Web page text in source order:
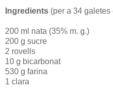
Ingredients (per a 34 galetes
200 ml nata (35% m. g.)
200 g sucre
2 rovells
10 g bicarbonat
530 g farina
1 clara